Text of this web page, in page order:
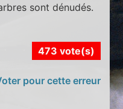
sont dénudés.
473 vote(s)
pour cette erreur